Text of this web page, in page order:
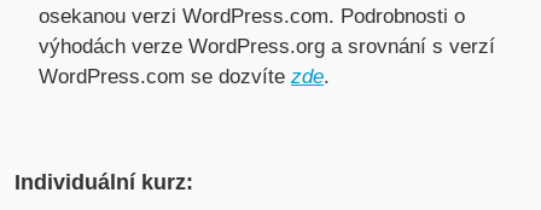
osekanou verzi WordPress.com. Podrobnosti o
výhodách verze WordPress.org a srovnání s verzí
WordPress.com se dozvítezde.
Individuální kurz: